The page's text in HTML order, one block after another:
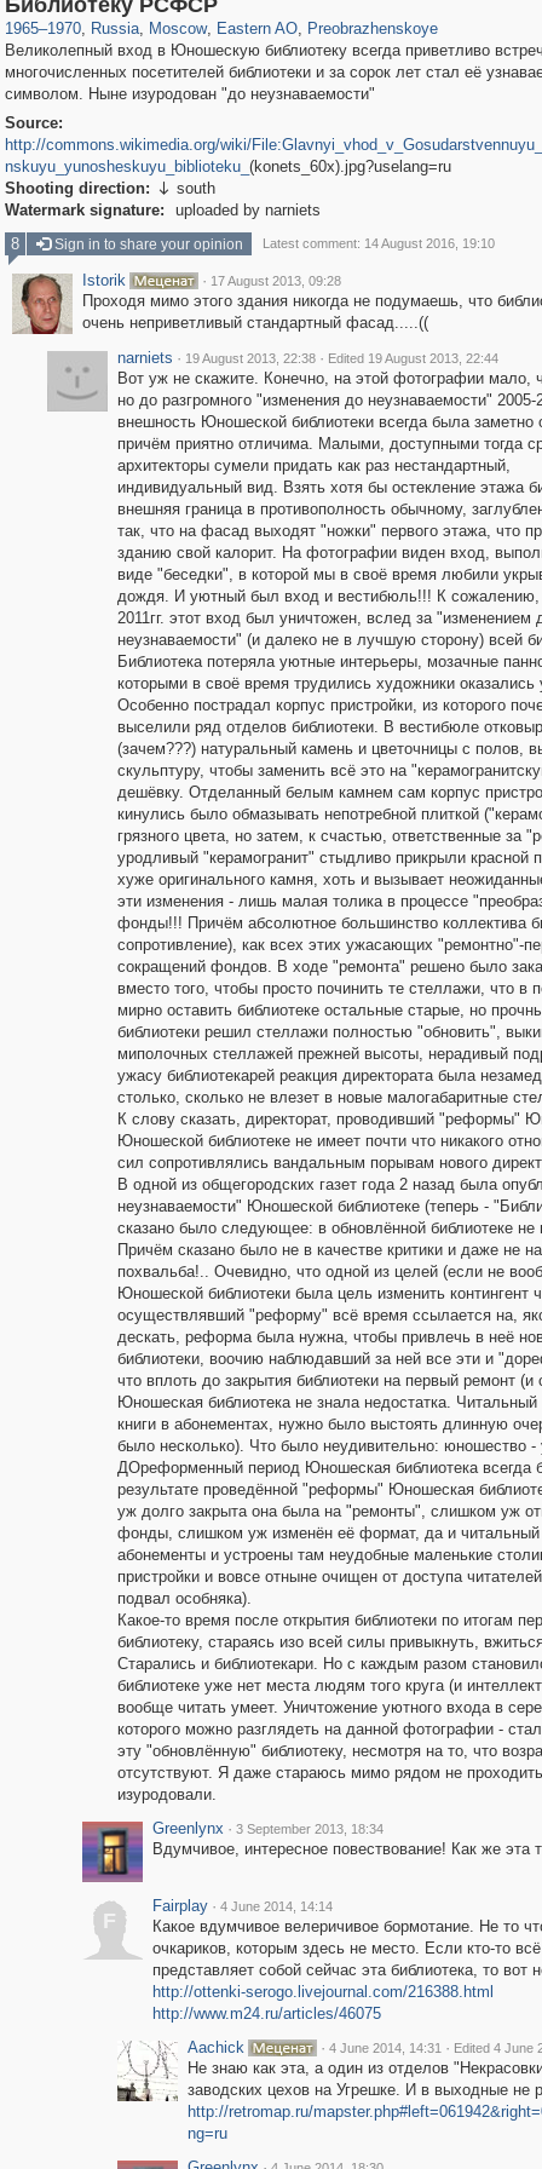
Библиотеку РСФСР
1965–1970, Russia, Moscow, Eastern AO, Preobrazhenskoye
Великолепный вход в Юношескую библиотеку всегда приветливо
многочисленных посетителей библиотеки и за сорок лет стал её
символом. Ныне изуродован "до неузнаваемости"
Source:
http://commons.wikimedia.org/wiki/
nskuyu_yunosheskuyu_biblioteku_ (konets_60x).jpg?uselang=ru
Shooting direction:  south
Watermark signature:
uploaded by narniets
8
Sign in to share your opinion Latest comment: 14 August 2016, 19:10
Istorik · 17 August 2013, 09:28
Проходя мимо этого здания никогда не подумаешь, что
очень неприветливый стандартный фасад.....((
narniets · 19 August 2013, 22:38 · Edited 19 August 2013, 22:44
Вот уж не скажите. Конечно, на этой фотографии мало,
но до разгромного "изменения до неузнаваемости" 2005-
внешность Юношеской библиотеки всегда была заметно
причём приятно отличима. Малыми, доступными тогда
архитекторы сумели придать как раз нестандартный,
индивидуальный вид. Взять хотя бы остекление этажа
внешняя граница в противополность обычному,
так, что на фасад выходят "ножки" первого этажа, что
зданию свой калорит. На фотографии виден вход,
виде "беседки", в которой мы в своё время любили
дождя. И уютный был вход и вестибюль!!! К сожалению,
2011гг. этот вход был уничтожен, вслед за "изменением
неузнаваемости" (и далеко не в лучшую сторону) всей
Библиотека потеряла уютные интерьеры, мозачные
которыми в своё время трудились художники оказались
Особенно пострадал корпус пристройки, из которого
выселили ряд отделов библиотеки. В вестибюле
(зачем???) натуральный камень и цветочницы с полов,
скульптуру, чтобы заменить всё это на
дешёвку. Отделанный белым камнем сам корпус
кинулись было обмазывать непотребной плиткой
грязного цвета, но затем, к счастью, ответственные
уродливый "керамогранит" стыдливо прикрыли красной
хуже оригинального камня, хоть и вызывает
эти изменения - лишь малая толика в процессе
фонды!!! Причём абсолютное большинство коллектива
сопротивление), как всех этих ужасающих "ремонтно"-
сокращений фондов. В ходе "ремонта" решено было
вместо того, чтобы просто починить те стеллажи, что
мирно оставить библиотеке остальные старые, но
библиотеки решил стеллажи полностью "обновить",
миполочных стеллажей прежней высоты, нерадивый
ужасу библиотекарей реакция директората была
столько, сколько не влезет в новые малогабаритные
К слову сказать, директорат, проводивший "реформы"
Юношеской библиотеке не имеет почти что никакого
сил сопротивлялись вандальным порывам нового
В одной из общегородских газет года 2 назад была
неузнаваемости" Юношеской библиотеке (теперь -
сказано было следующее: в обновлённой библиотеке не
Причём сказано было не в качестве критики и даже не
похвальба!.. Очевидно, что одной из целей (если не
Юношеской библиотеки была цель изменить контингент
осуществлявший "реформу" всё время ссылается на,
дескать, реформа была нужна, чтобы привлечь в неё
библиотеки, воочию наблюдавший за ней все эти и
что вплоть до закрытия библиотеки на первый ремонт
Юношеская библиотека не знала недостатка.
книги в абонементах, нужно было выстоять длинную
было несколько). Что было неудивительно: юношество
ДОреформенный период Юношеская библиотека
результате проведённой "реформы" Юношеская
уж долго закрыта она была на "ремонты", слишком уж
фонды, слишком уж изменён её формат, да и читальный
абонементы и устроены там неудобные маленькие
пристройки и вовсе отныне очищен от доступа
подвал особняка).
Какое-то время после открытия библиотеки по итогам
библиотеку, стараясь изо всей силы привыкнуть,
Старались и библиотекари. Но с каждым разом
библиотеке уже нет места людям того круга (и
вообще читать умеет. Уничтожение уютного входа в
которого можно разглядеть на данной фотографии -
эту "обновлённую" библиотеку, несмотря на то, что
отсутствуют. Я даже стараюсь мимо рядом не
изуродовали.
Greenlynx · 3 September 2013, 18:34
Вдумчивое, интересное повествование! Как же эта
F
Fairplay · 4 June 2014, 14:14
Какое вдумчивое велеричивое бормотание. Не то
очкариков, которым здесь не место. Если кто-то
представляет собой сейчас эта библиотека, то
http://ottenki-serogo.livejournal.com/216388.html
http://www.m24.ru/articles/46075
Aachick
· 4 June 2014, 14:31 · Edited 4 June
Не знаю как эта, а один из отделов
заводских цехов на Угрешке. И в выходные не
http://retromap.ru/
ng=ru